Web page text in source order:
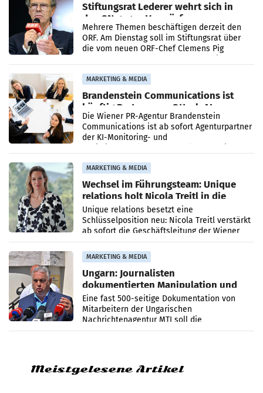
Stiftungsrat Lederer wehrt sich in
den SN gegen Vorwürfe
Mehrere Themen beschäftigen derzeit den
ORF. Am Dienstag soll im Stiftungsrat über
die vom neuen ORF-Chef Clemens Pig
MARKETING & MEDIA
Brandenstein Communications ist
künftig Partner von OtterlyAI
Die Wiener PR-Agentur Brandenstein
Communications ist ab sofort Agenturpartner
der KI-Monitoring- und
MARKETING & MEDIA
Wechsel im Führungsteam: Unique
relations holt Nicola Treitl in die
Geschäftsleitung
Unique relations besetzt eine
Schlüsselposition neu: Nicola Treitl verstärkt
ab sofort die Geschäftsleitung der Wiener
PR-Agentur an der Seite von Josef Kalina und
Anna Kalina-Mahr.
MARKETING & MEDIA
Ungarn: Journalisten
dokumentierten Manipulation und
Zensur
Eine fast 500-seitige Dokumentation von
Mitarbeitern der Ungarischen
Nachrichtenagentur MTI soll die
systematische Nachrichten-Manipulation und
Meistgelesene Artikel